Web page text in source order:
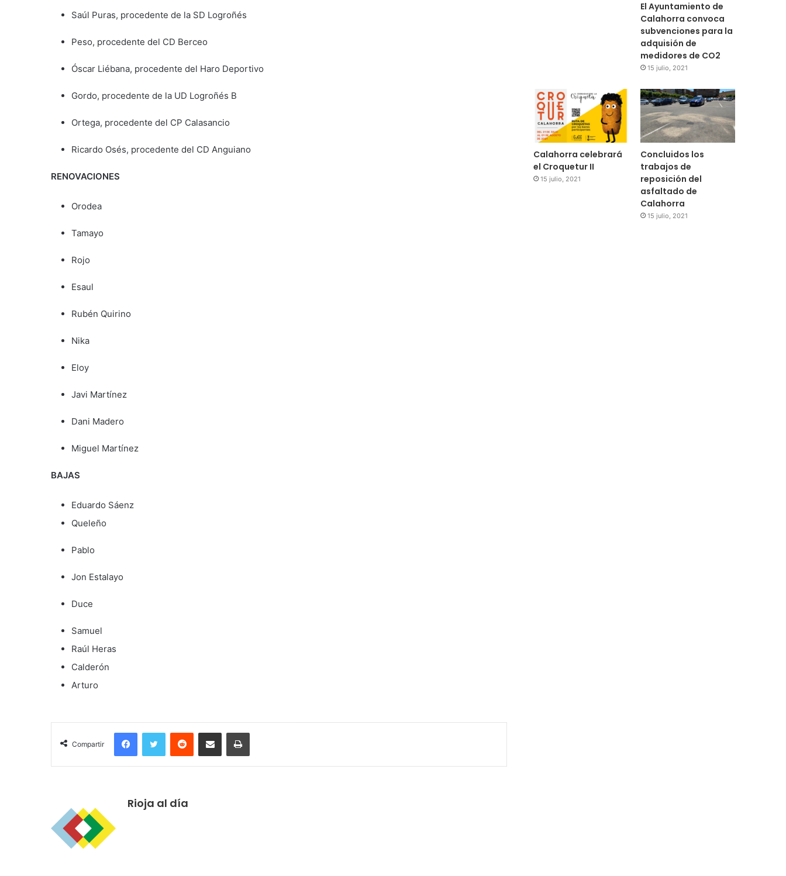
Saúl Puras, procedente de la SD Logroñés
Peso, procedente del CD Berceo
Óscar Liébana, procedente del Haro Deportivo
Gordo, procedente de la UD Logroñés B
Ortega, procedente del CP Calasancio
Ricardo Osés, procedente del CD Anguiano
RENOVACIONES
Orodea
Tamayo
Rojo
Esaul
Rubén Quirino
Nika
Eloy
Javi Martínez
Dani Madero
Miguel Martínez
BAJAS
Eduardo Sáenz
Queleño
Pablo
Jon Estalayo
Duce
Samuel
Raúl Heras
Calderón
Arturo
Compartir
Rioja al día
El Ayuntamiento de
Calahorra convoca
subvenciones para la
adquisión de
medidores de CO2
15 julio, 2021
Calahorra celebrará
el Croquetur II
15 julio, 2021
Concluidos los
trabajos de
reposición del
asfaltado de
Calahorra
15 julio, 2021